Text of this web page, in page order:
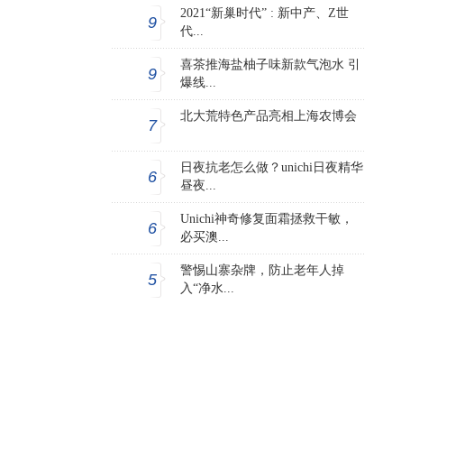
9
2021“新巢时代” : 新中产、Z世
代...
9
喜茶推海盐柚子味新款气泡水 引
爆线...
7
北大荒特色产品亮相上海农博会
6
日夜抗老怎么做？unichi日夜精华
昼夜...
6
Unichi神奇修复面霜拯救干敏，
必买澳...
5
警惕山寨杂牌，防止老年人掉
入“净水...